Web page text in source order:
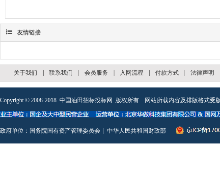
 友情链接
关于我们 联系我们 会员服务 入网流程 付款方式 法律声明
Copyright © 2008-2018 中国油田招标投标网 版权所有 网站所载内容及排版格式受
政府单位： 国务院国有资产管理委员会 中华人民共和国财政部